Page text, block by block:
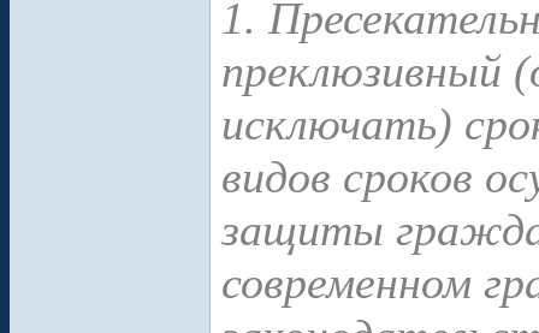
1.
преклюзивный
исключать)
видов сроков
защиты
современном